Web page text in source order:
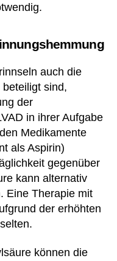
auch die
sind,
der
in ihrer Aufgabe
Medikamente
als Aspirin)
gegenüber
kann alternativ
Eine Therapie mit
der erhöhten
können die